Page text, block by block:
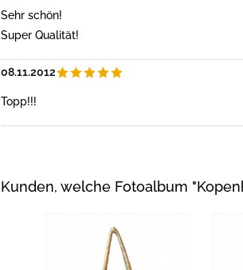
Sehr schön!
Super Qualität!
08.11.2012
Topp!!!
Kunden, welche Fotoalbum